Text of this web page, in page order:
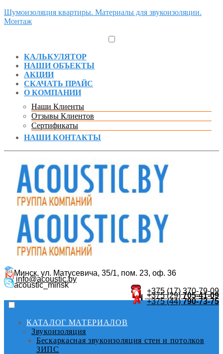
Шумоизоляция квартиры. Материалы для звукоизоляции.
Монтаж
КАЛЬКУЛЯТОР
НАШИ ОБЪЕКТЫ
АКЦИИ
СКАЧАТЬ ПРАЙС
О КОМПАНИИ
Наши Клиенты
Отзывы Клиентов
Сертификаты
НАШИ КОНТАКТЫ
Минск, ул. Матусевича, 35/1, пом. 23, оф. 36
info@acoustic.by
acoustic_minsk
+375 (17) 370-79-09
+375 (29)705-41-09
+375 (44)790-73-75
КАТАЛОГ МАТЕРИАЛОВ
Звукоизоляция
Бескаркасная звукоизоляция стен и потолков
ЗИПС